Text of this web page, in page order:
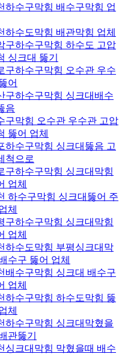
하수구막힘 배수구막힘 업
하수도막힘 배관막힘 업체
구하수구막힘 하수도 고압
싱크대 뚫기
구하수구막힘 오수관 우수
어
구하수구막힘 싱크대배수
음
구막힘 오수관 우수관 고압
뚫어 업체
하수구막힘 싱크대뚫음 고
척으로
구하수구막힘 싱크대막힘
업체
하수구막힘 싱크대뚫어 주
체
구하수구막힘 싱크대막힘
업체
하수도막힘 부평싱크대막
수구 뚫어 업체
배수구막힘 싱크대 배수구
업체
하수구막힘 하수도막힘 뚫
체
하수구막힘 싱크대막혔을
관뚫기
싱크대막힘 막혔을때 배수